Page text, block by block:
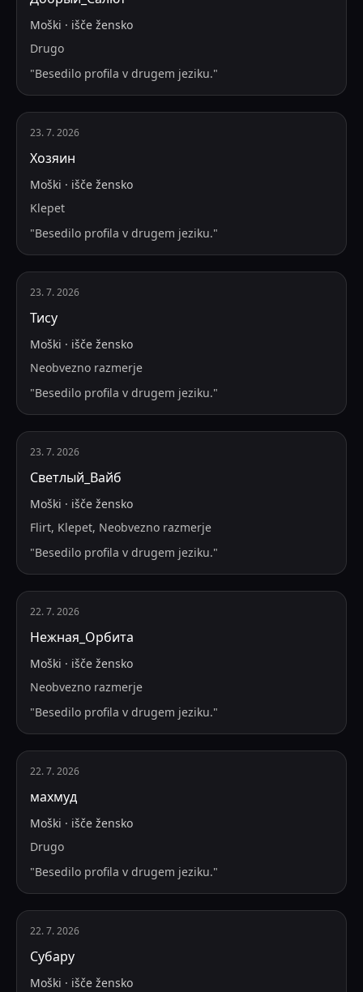
Moški · išče žensko
Drugo
"Besedilo profila v drugem jeziku."
23. 7. 2026
Хозяин
Moški · išče žensko
Klepet
"Besedilo profila v drugem jeziku."
23. 7. 2026
Тису
Moški · išče žensko
Neobvezno razmerje
"Besedilo profila v drugem jeziku."
23. 7. 2026
Светлый_Вайб
Moški · išče žensko
Flirt, Klepet, Neobvezno razmerje
"Besedilo profila v drugem jeziku."
22. 7. 2026
Нежная_Орбита
Moški · išče žensko
Neobvezno razmerje
"Besedilo profila v drugem jeziku."
22. 7. 2026
махмуд
Moški · išče žensko
Drugo
"Besedilo profila v drugem jeziku."
22. 7. 2026
Субару
Moški · išče žensko